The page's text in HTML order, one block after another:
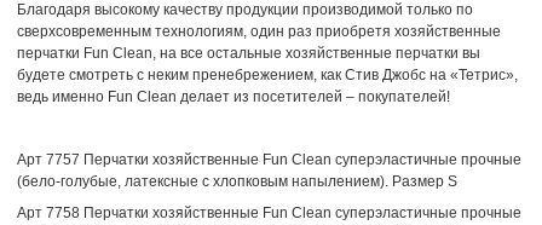
Благодаря высокому качеству продукции производимой только по
сверхсовременным технологиям, один раз приобретя хозяйственные
перчатки Fun Clean, на все остальные хозяйственные перчатки вы
будете смотреть с неким пренебрежением, как Стив Джобс на «Тетрис»,
ведь именно Fun Clean делает из посетителей – покупателей!
Арт 7757 Перчатки хозяйственные Fun Clean суперэластичные прочные
(бело-голубые, латексные с хлопковым напылением). Размер S
Арт 7758 Перчатки хозяйственные Fun Clean суперэластичные прочные